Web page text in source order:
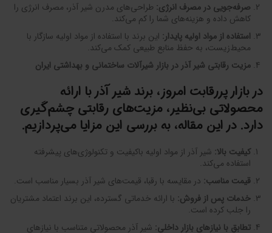
صرفه‌جویی در مصرف انرژی: طراحی‌های مدرن شیر آذر، مصرف انرژی را
کاهش داده و هزینه‌های شما را کم می‌کند.
استفاده از مواد اولیه پایدار: این برند با استفاده از مواد اولیه سازگار با
محیط‌زیست، به حفظ منابع طبیعی کمک می‌کند.
مزیت رقابتی شیر آذر در بازار شیرآلات ساختمانی و بهداشتی ایران
در بازار پررقابت امروز، برند شیر آذر با ارائه
محصولاتی بی‌نظیر، مزیت‌های رقابتی چشم‌گیری
دارد. در این مقاله، به بررسی این مزایا می‌پردازیم.
کیفیت بالا: شیر آذر از مواد اولیه باکیفیت و تکنولوژی‌های پیشرفته
استفاده می‌کند.
قیمت مناسب: در مقایسه با رقبا، قیمت‌های شیر آذر بسیار مناسب است.
خدمات پس از فروش: با ارائه خدماتی گسترده، این برند اعتماد مشتریان
را جلب کرده است.
تطابق با نیازهای بازار داخلی: شیر آذر محصولاتی متناسب با نیازهای